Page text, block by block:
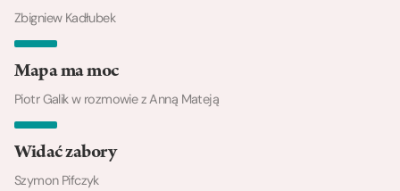
Zbigniew Kadłubek
Mapa ma moc
Piotr Galik w rozmowie z Anną Mateją
Widać zabory
Szymon Pifczyk